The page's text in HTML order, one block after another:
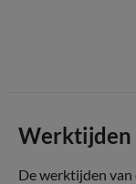
Werktijden
De werktijden van